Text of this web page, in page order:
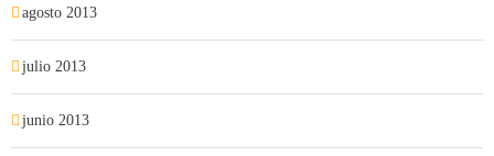
agosto 2013
julio 2013
junio 2013